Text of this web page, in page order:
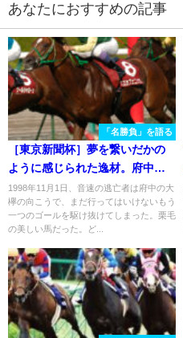
あなたにおすすめの記事
「名勝負」を語る
［東京新聞杯］夢を繋いだかの
ように感じられた逸材。府中で
末脚が光った一戦を振り返る。 -
2007年・スズカフェニックス
1998年11月1日、音速の逃亡者は府中の大
欅の向こうで、まだ行ってはいけないもう
一つのゴールを駆け抜けてしまった。栗毛
の美しい馬だった。ど...